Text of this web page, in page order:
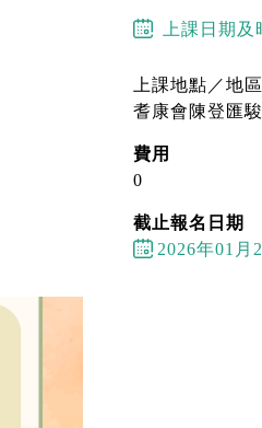
上課日期及
上課地點／地區
耆康會陳登匯
費用
0
截止報名日期
2026年01月